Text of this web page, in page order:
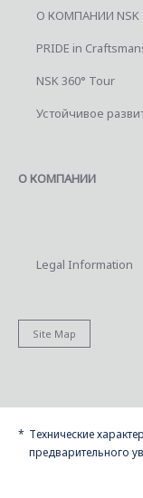
О КОМПАНИИ NSK
PRIDE in
NSK 360° Tour
Устойчивое
О КОМПАНИИ
Legal Information
Site Map
Технические
предварительного